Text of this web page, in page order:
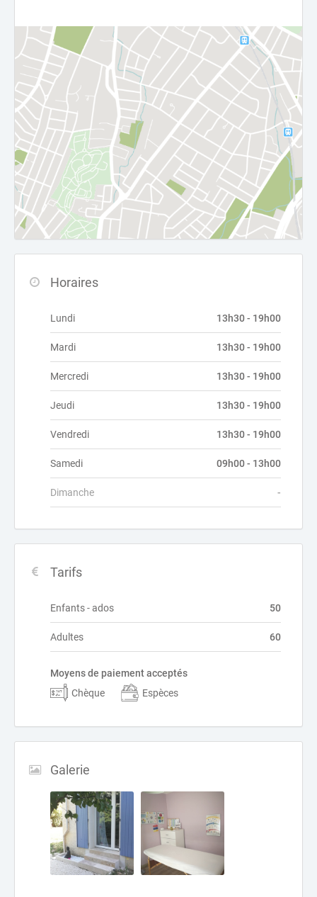
Horaires
Lundi 13h30 - 19h00
Mardi 13h30 - 19h00
Mercredi 13h30 - 19h00
Jeudi 13h30 - 19h00
Vendredi 13h30 - 19h00
Samedi 09h00 - 13h00
Dimanche -
Tarifs
Enfants - ados 50
Adultes 60
Moyens de paiement acceptés
Chèque
Espèces
Galerie